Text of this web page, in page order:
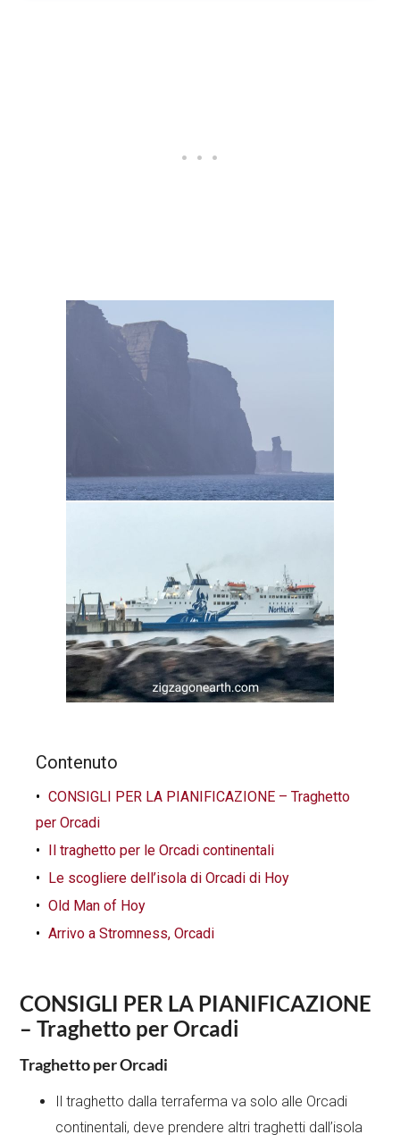
Contenuto
CONSIGLI PER LA PIANIFICAZIONE – Traghetto
per Orcadi
Il traghetto per le Orcadi continentali
Le scogliere dell’isola di Orcadi di Hoy
Old Man of Hoy
Arrivo a Stromness, Orcadi
CONSIGLI PER LA PIANIFICAZIONE
– Traghetto per Orcadi
Traghetto per Orcadi
Il traghetto dalla terraferma va solo alle Orcadi
continentali, deve prendere altri traghetti dall’isola